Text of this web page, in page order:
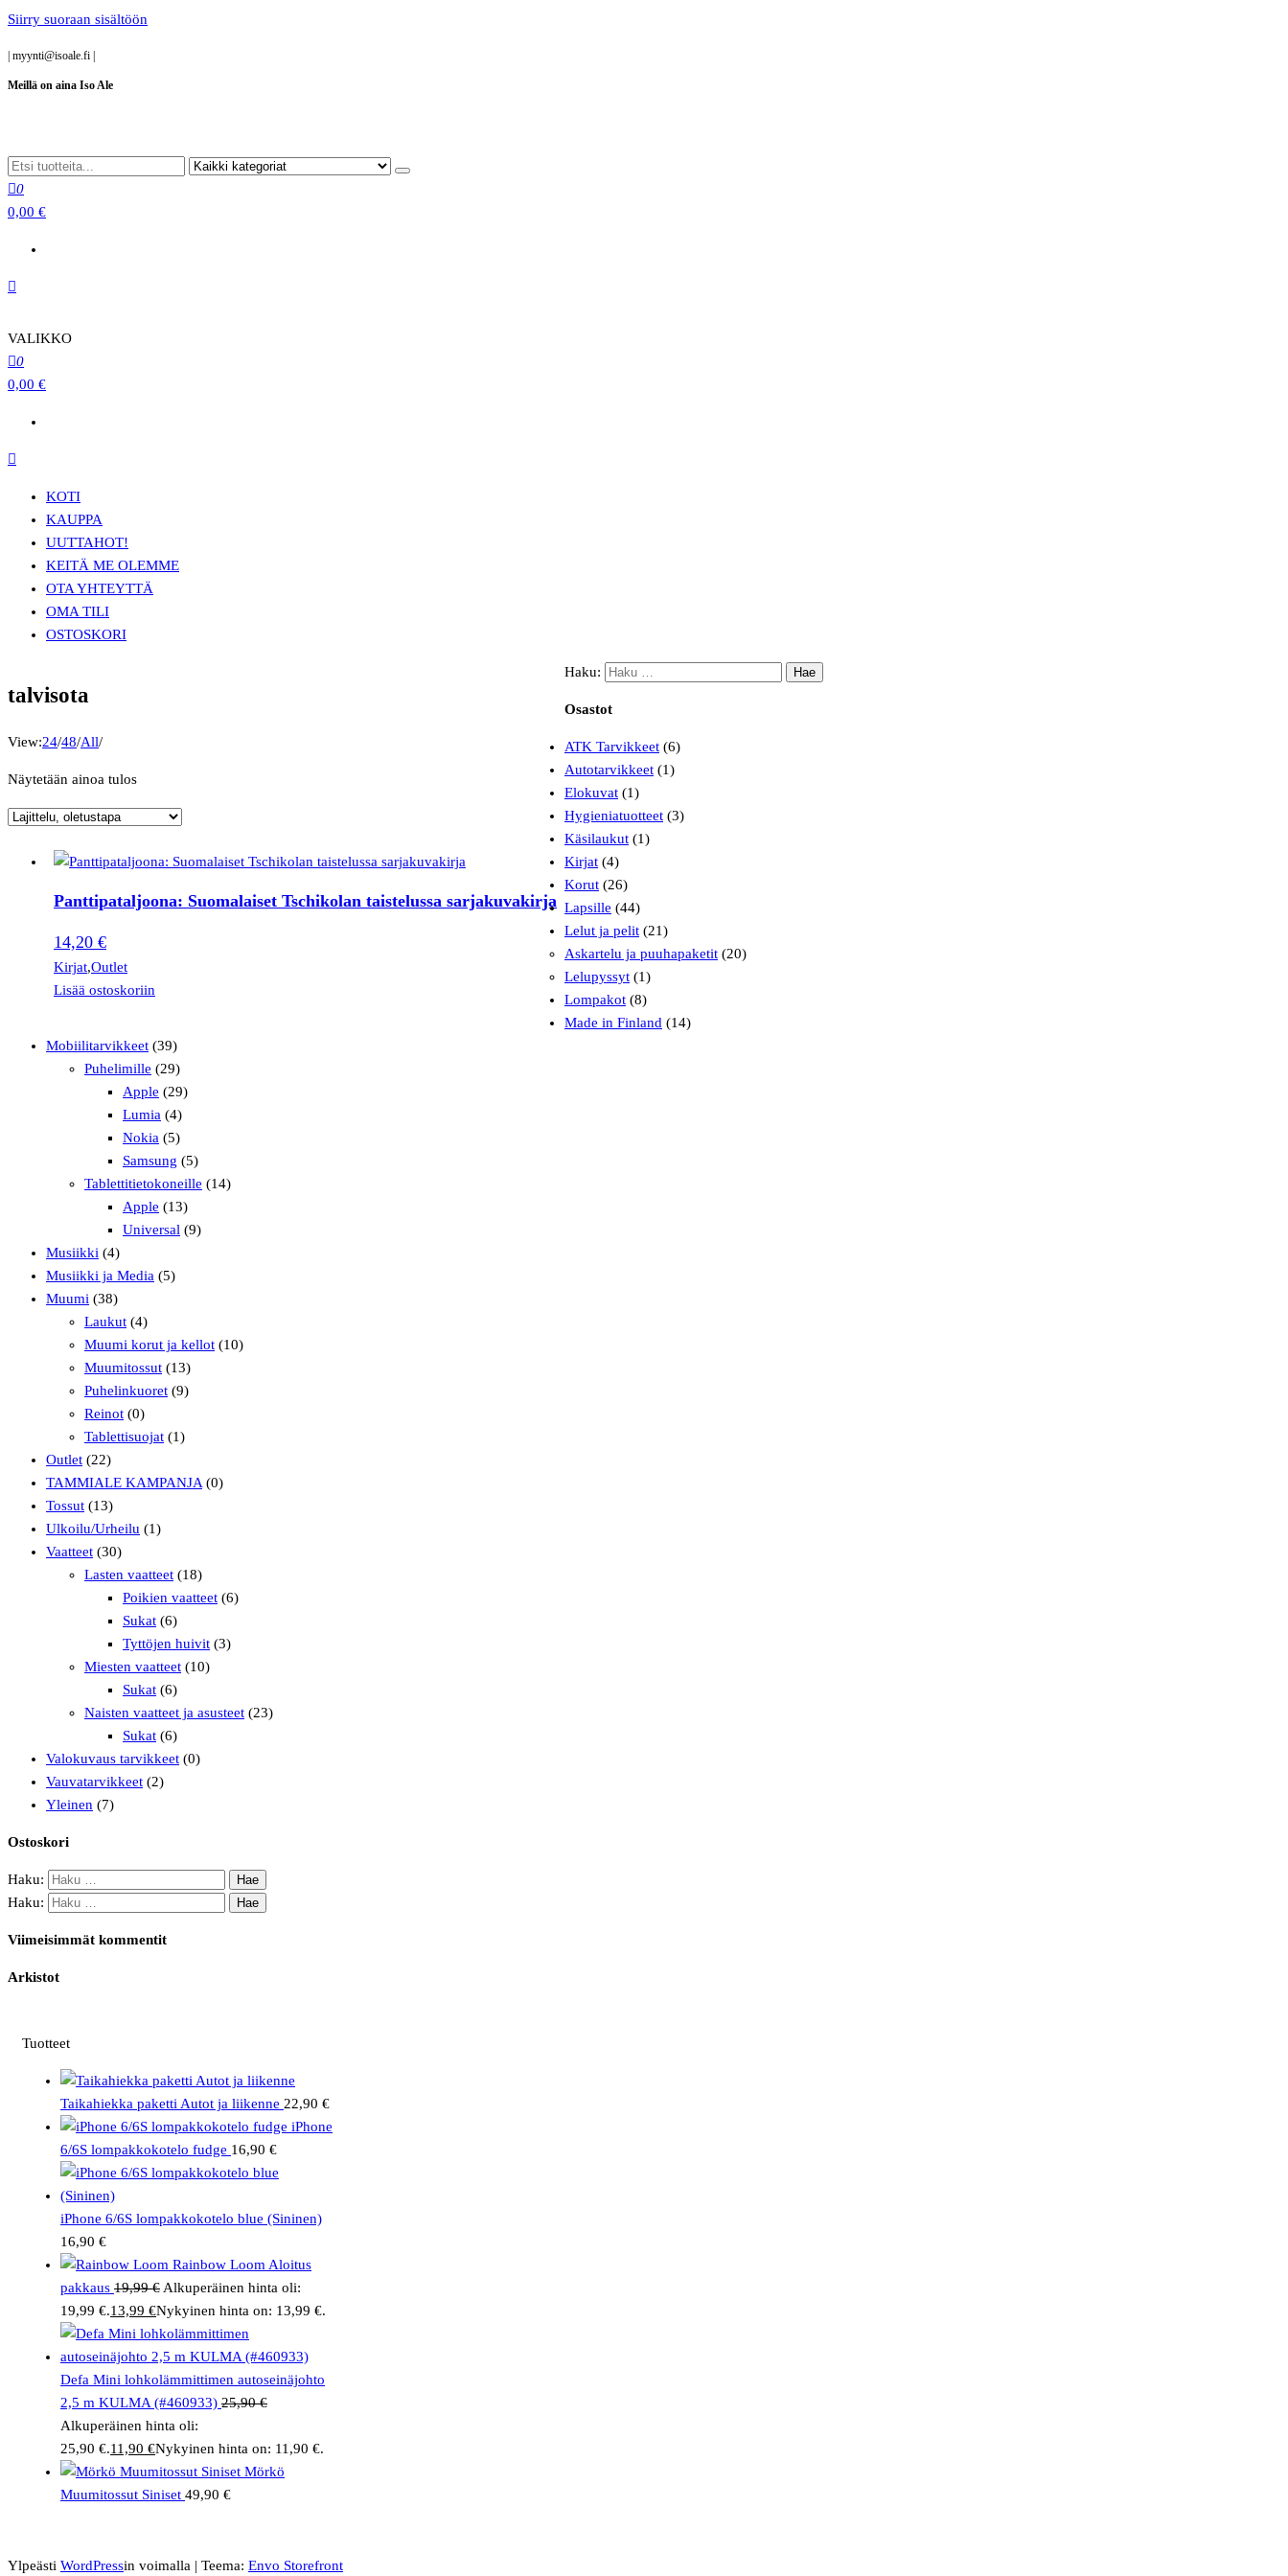
Siirry suoraan sisältöön
myynti@isoale.fi
Meillä on aina Iso Ale
0
0,00 €
VALIKKO
0
0,00 €
KOTI
KAUPPA
UUTTAHOT!
KEITÄ ME OLEMME
OTA YHTEYTTÄ
OMA TILI
OSTOSKORI
talvisota
View:24/48/All/
Näytetään ainoa tulos
Panttipataljoona: Suomalaiset Tschikolan taistelussa sarjakuvakirja
14,20 €
Kirjat,Outlet
Lisää ostoskoriin
Haku:
Osastot
ATK Tarvikkeet (6)
Autotarvikkeet (1)
Elokuvat (1)
Hygieniatuotteet (3)
Käsilaukut (1)
Kirjat (4)
Korut (26)
Lapsille (44)
Lelut ja pelit (21)
Askartelu ja puuhapaketit (20)
Lelupyssyt (1)
Lompakot (8)
Made in Finland (14)
Mobiilitarvikkeet (39)
Puhelimille (29)
Apple (29)
Lumia (4)
Nokia (5)
Samsung (5)
Tablettitietokoneille (14)
Apple (13)
Universal (9)
Musiikki (4)
Musiikki ja Media (5)
Muumi (38)
Laukut (4)
Muumi korut ja kellot (10)
Muumitossut (13)
Puhelinkuoret (9)
Reinot (0)
Tablettisuojat (1)
Outlet (22)
TAMMIALE KAMPANJA (0)
Tossut (13)
Ulkoilu/Urheilu (1)
Vaatteet (30)
Lasten vaatteet (18)
Poikien vaatteet (6)
Sukat (6)
Tyttöjen huivit (3)
Miesten vaatteet (10)
Sukat (6)
Naisten vaatteet ja asusteet (23)
Sukat (6)
Valokuvaus tarvikkeet (0)
Vauvatarvikkeet (2)
Yleinen (7)
Ostoskori
Haku:
Haku:
Viimeisimmät kommentit
Arkistot
Tuotteet
Taikahiekka paketti Autot ja liikenne 22,90 €
iPhone
6/6S lompakkokotelo fudge 16,90 €
iPhone 6/6S lompakkokotelo blue (Sininen)
16,90 €
Rainbow Loom Aloitus
pakkaus 19,99€ Alkuperäinen hinta oli:
19,99 €.13,99 €Nykyinen hinta on: 13,99 €.
Defa Mini lohkolämmittimen autoseinäjohto
2,5 m KULMA (#460933) 25,90€
Alkuperäinen hinta oli:
25,90 €.11,90 €Nykyinen hinta on: 11,90 €.
Mörkö
Muumitossut Siniset 49,90 €
Ylpeästi WordPressin voimalla | Teema: Envo Storefront